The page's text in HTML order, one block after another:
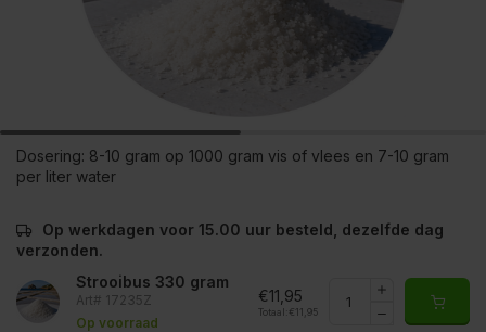
Dosering: 8-10 gram op 1000 gram vis of vlees en 7-10 gram
per liter water
Op werkdagen voor 15.00 uur besteld, dezelfde dag
verzonden.
Strooibus 330 gram
Art# 17235Z
Op voorraad
€11,95
Totaal: €11,95